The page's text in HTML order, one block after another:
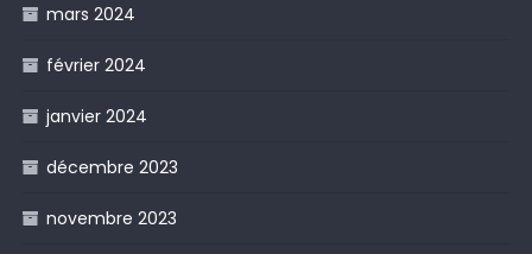
mars 2024
février 2024
janvier 2024
décembre 2023
novembre 2023